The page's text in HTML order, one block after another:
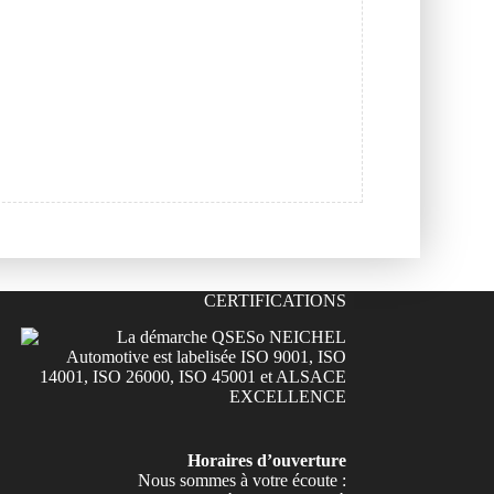
CERTIFICATIONS
Horaires d’ouverture
Nous sommes à votre écoute :